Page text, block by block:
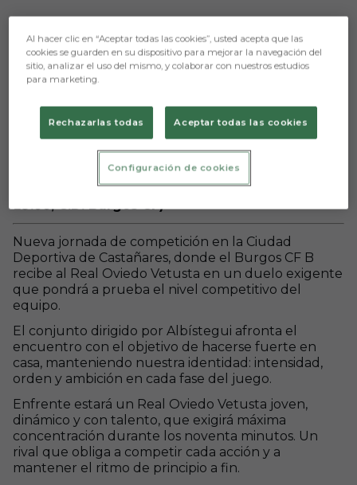
Aún no hay reacciones. ¡Sé el primero!
Burgos CF B - Real Oviedo Vetusta (sábado 7;
19:00; C.D. Burgos CF)
Nueva jornada de competición en la Ciudad
Deportiva de Castañares, donde el Burgos CF B
recibe al Real Oviedo Vetusta en un duelo exigente
que pondrá a prueba el nivel competitivo del
equipo.
El conjunto dirigido por Albístegui afronta el
encuentro con el objetivo de hacerse fuerte en
casa, manteniendo nuestra identidad: intensidad,
orden y ambición en cada fase del juego.
Enfrente estará un Real Oviedo Vetusta joven,
dinámico y con talento, que exigirá máxima
concentración durante los noventa minutos. Un
rival que obliga a competir cada acción y a
mantener el ritmo de principio a fin.
Al hacer clic en “Aceptar todas las cookies”, usted acepta que las
cookies se guarden en su dispositivo para mejorar la navegación del
sitio, analizar el uso del mismo, y colaborar con nuestros estudios
para marketing.
Rechazarlas todas Aceptar todas las cookies
Configuración de cookies